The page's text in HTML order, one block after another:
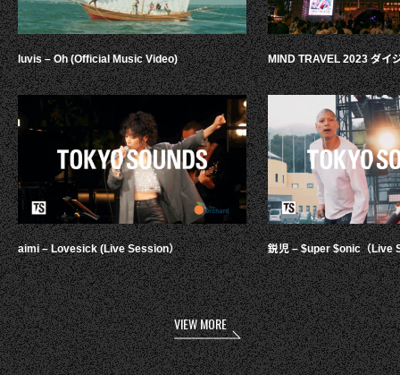
luvis – Oh (Official Music Video)
aimi – Lovesick (Live Session）
MIND TRAVEL 2023 ダイ
鋭児 – $uper $onic（Live
VIEW MORE